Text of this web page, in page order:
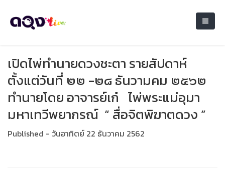
เปิดไพ่ทำนายดวงชะตา รายสัปดาห์
ตั้งแต่วันที่ ๒๒ -๒๘ ธันวามคม ๒๕๖๒
ทำนายโดย อาจารย์เก๋ ไพ่พระแม่อุมา
มหาเทวีพยากรณ์ “ สื่อจิตพิฆาตดวง ”
Published - วันอาทิตย์ 22 ธันวาคม 2562